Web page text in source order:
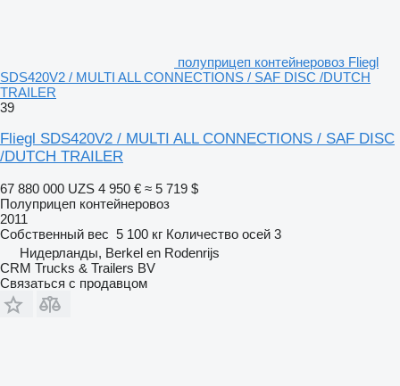
полуприцеп контейнеровоз Fliegl
SDS420V2 / MULTI ALL CONNECTIONS / SAF DISC /DUTCH
TRAILER
39
Fliegl SDS420V2 / MULTI ALL CONNECTIONS / SAF DISC
/DUTCH TRAILER
67 880 000 UZS 4 950 € ≈ 5 719 $
Полуприцеп контейнеровоз
2011
Собственный вес 5 100 кг Количество осей 3
Нидерланды, Berkel en Rodenrijs
CRM Trucks & Trailers BV
Связаться с продавцом